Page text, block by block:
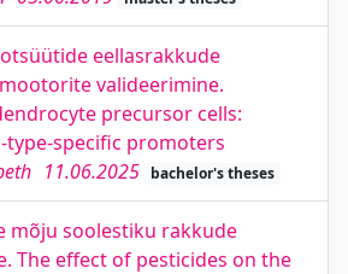
eellasrakkude
valideerimine.
precursor cells:
type-specific promoters
11.06.2025 bachelor's theses
mõju soolestiku rakkude
The effect of pesticides on the